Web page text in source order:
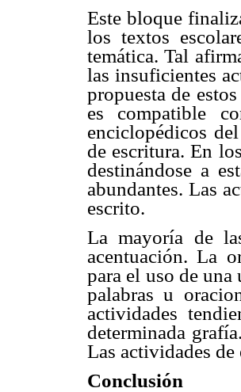
Este bloque
los textos
temática. Tal
las insuficientes
propuesta de
es compatible
enciclopédicos
de escritura. En
destinándose a
abundantes. Las
escrito.
La mayoría de
acentuación. La
para el uso de
palabras u
actividades
determinada
Las actividades
Conclusión